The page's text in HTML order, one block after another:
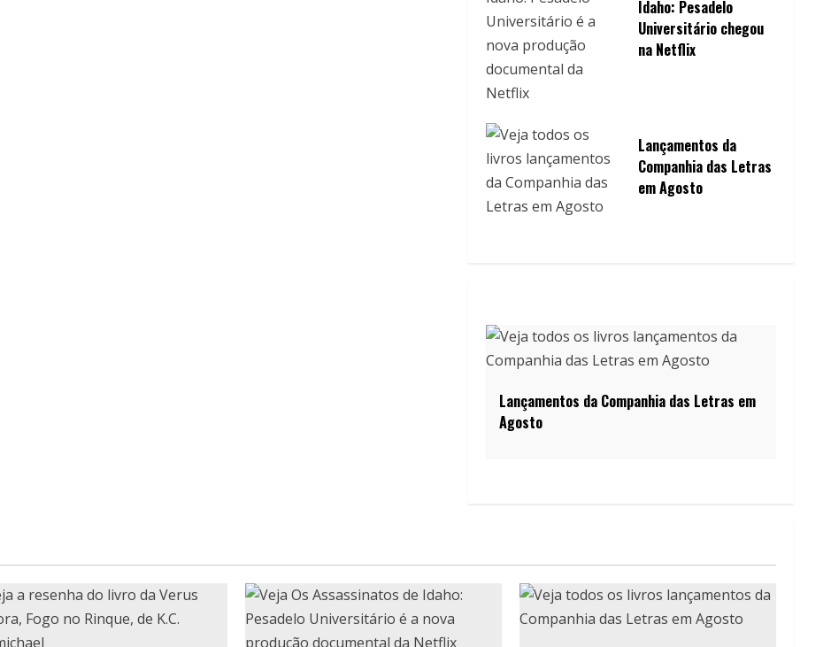
Idaho: Pesadelo
Universitário chegou
na Netflix
Lançamentos da
Companhia das Letras
em Agosto
Lançamentos da Companhia das Letras em
Agosto